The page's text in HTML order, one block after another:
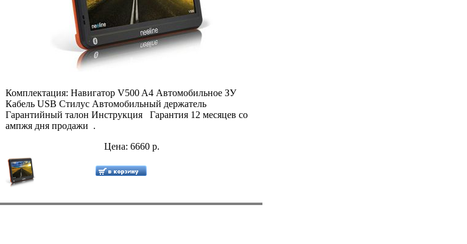
Комплектация: Навигатор V500 A4 Автомобильное ЗУ
Кабель USB Стилус Автомобильный держатель
Гарантийный талон Инструкция Гарантия 12 месяцев со
ампжя дня продажи .
Цена: 6660 р.